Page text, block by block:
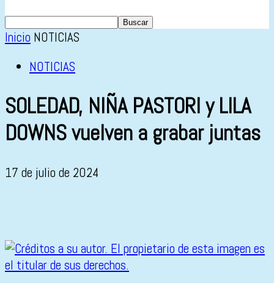
Inicio NOTICIAS
NOTICIAS
SOLEDAD, NIÑA PASTORI y LILA
DOWNS vuelven a grabar juntas
17 de julio de 2024